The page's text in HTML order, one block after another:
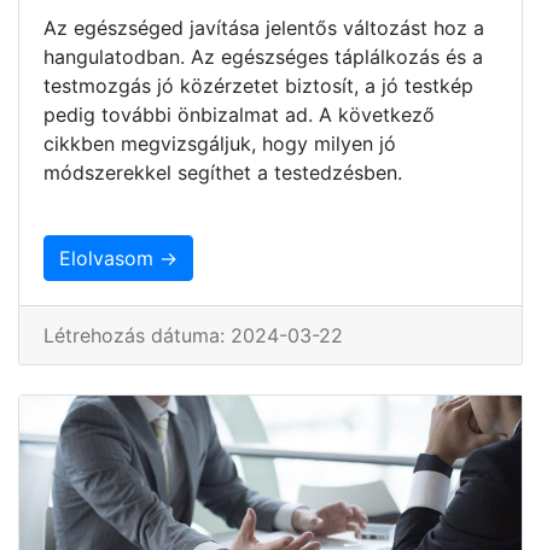
Az egészséged javítása jelentős változást hoz a
hangulatodban. Az egészséges táplálkozás és a
testmozgás jó közérzetet biztosít, a jó testkép
pedig további önbizalmat ad. A következő
cikkben megvizsgáljuk, hogy milyen jó
módszerekkel segíthet a testedzésben.
Elolvasom →
Létrehozás dátuma: 2024-03-22